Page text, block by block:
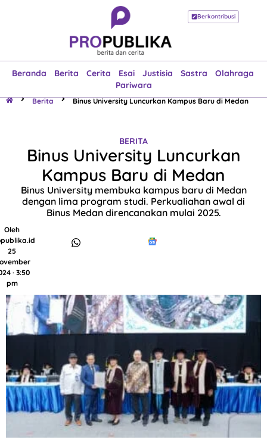
Berkontribusi
Beranda Berita Cerita Esai Justisia Sastra
Olahraga
Pariwara
Beranda
Esai
Justisia
Sastra
Olahraga
Pariwara
Berita Binus University Luncurkan Kampus Baru di Medan
BERITA
Binus University Luncurkan
Kampus Baru di Medan
Binus University membuka kampus baru di Medan
dengan lima program studi. Perkualiahan awal di
Binus Medan direncanakan mulai 2025.
Oleh
25
· 3:50
pm